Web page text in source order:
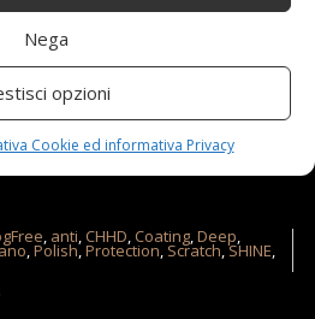
Nega
opzioni
Cookie ed informativa Privacy
【FOG…
, anti, CHHD, Coating,Deep,
,Polish,Protection, Scratch,SHINE,